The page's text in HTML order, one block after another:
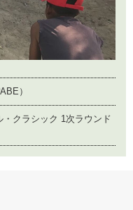
信念
）
クラシック 1次ラウンド